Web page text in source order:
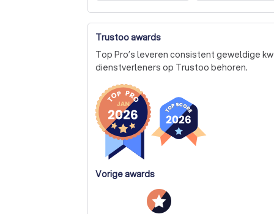
Gastronomade is inzetbaar op nagenoeg
zakelijk. Verder is de wagen ook in staat
verzorgen.
Wil jij een georganiseerde wijn en spijs
mij een gepersonaliseerd wijn & spijs
Meer dan 75 personen
Trustoo awards
Top Pro’s leveren consistent geweldige
dienstverleners op Trustoo behoren.
Vorige awards